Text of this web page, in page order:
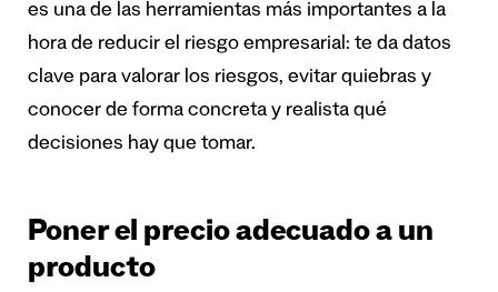
es una de las herramientas más importantes a la
hora de reducir el riesgo empresarial: te da datos
clave para valorar los riesgos, evitar quiebras y
conocer de forma concreta y realista qué
decisiones hay que tomar.
Poner el precio adecuado a un
producto